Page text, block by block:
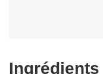
Ingrédients